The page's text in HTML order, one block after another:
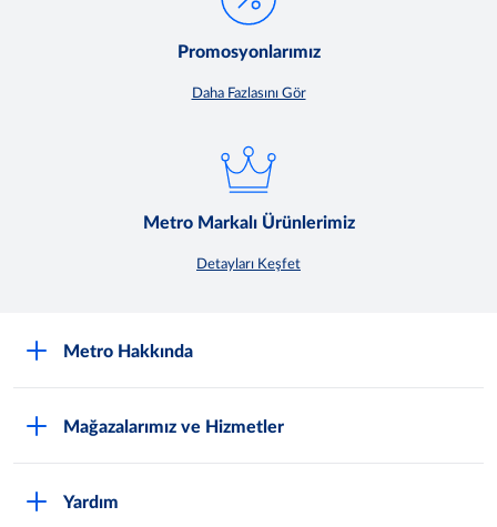
Promosyonlarımız
Daha Fazlasını Gör
Metro Markalı Ürünlerimiz
Detayları Keşfet
Metro Hakkında
Mağazalarımız ve Hizmetler
Yardım